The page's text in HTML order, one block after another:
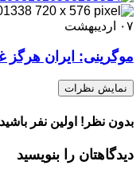
۰۷ اردیبهشت
موگرینی: ایران هرگز
نمایش نظرات
بدون نظر! اولین نفر باشید
دیدگاهتان را بنویسید